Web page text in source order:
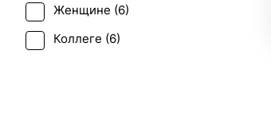
Женщине (6)
Коллеге (6)